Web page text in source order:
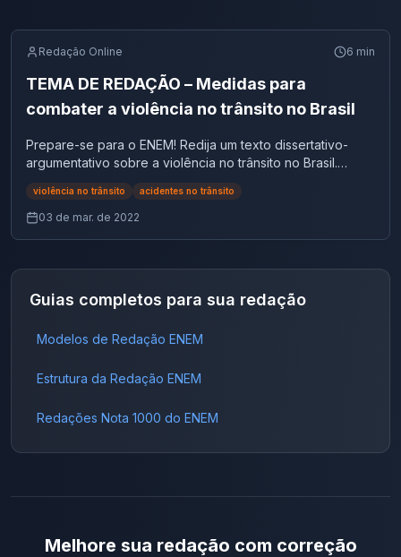
Redação Online 6 min
TEMA DE REDAÇÃO – Medidas para
combater a violência no trânsito no Brasil
Prepare-se para o ENEM! Redija um texto dissertativo-
argumentativo sobre a violência no trânsito no Brasil.
Analise dados impactantes, causas e explore repertórios
socioculturais relevantes para const
violência no trânsito acidentes no trânsito
03 de mar. de 2022
Guias completos para sua redação
Modelos de Redação ENEM
Estrutura da Redação ENEM
Redações Nota 1000 do ENEM
Melhore sua redação com correção